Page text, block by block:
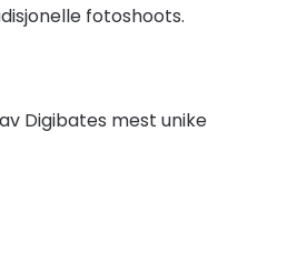
fotoshoots.
Digibates mest unike